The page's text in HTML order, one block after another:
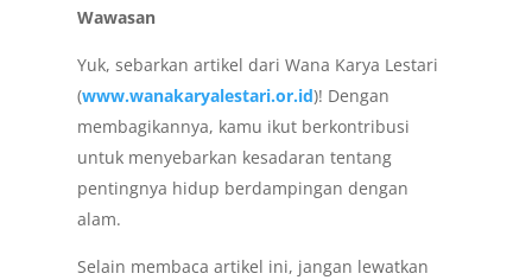
Wawasan
Yuk, sebarkan artikel dari Wana Karya Lestari
(www.wanakaryalestari.or.id)! Dengan
membagikannya, kamu ikut berkontribusi
untuk menyebarkan kesadaran tentang
pentingnya hidup berdampingan dengan
alam.
Selain membaca artikel ini, jangan lewatkan